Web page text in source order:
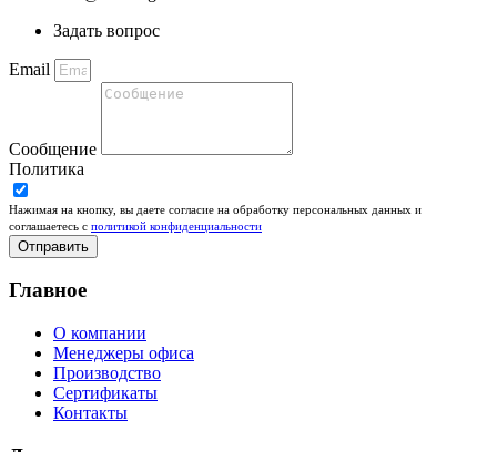
Задать вопрос
Email
Сообщение
Политика
Нажимая на кнопку, вы даете согласие на обработку персональных данных и
соглашаетесь c политикой конфиденциальности
Отправить
Главное
О компании
Менеджеры офиса
Производство
Сертификаты
Контакты